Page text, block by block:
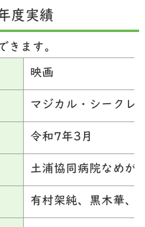
度実績
きます。
映画
マジカル・シークレ
令和7年3月
土浦協同病院なめが
有村架純、黒木華、